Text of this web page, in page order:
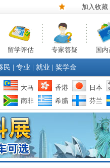
加入收藏
留学评估 专家答疑 国
民 专业 就业 奖学金
大马 香港 日本
南非 希腊 芬兰